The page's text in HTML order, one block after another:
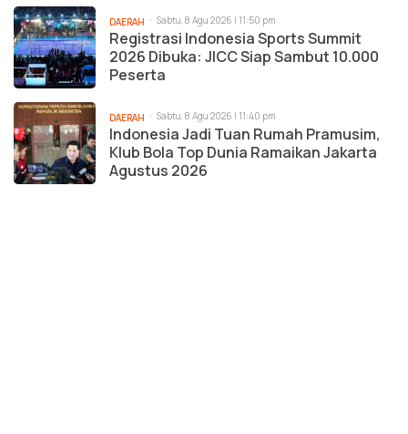
DAERAH Sabtu, 8 Agu 2026 | 11:50 pm
Registrasi Indonesia Sports Summit
2026 Dibuka: JICC Siap Sambut 10.000
Peserta
DAERAH Sabtu, 8 Agu 2026 | 11:40 pm
Indonesia Jadi Tuan Rumah Pramusim,
Klub Bola Top Dunia Ramaikan Jakarta
Agustus 2026